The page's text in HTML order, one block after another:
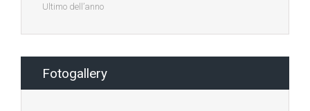
Ultimo dell’anno
Fotogallery